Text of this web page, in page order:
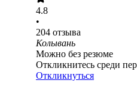
4.8
•
204 отзыва
Колывань
Можно без резюме
Откликнитесь среди
Откликнуться